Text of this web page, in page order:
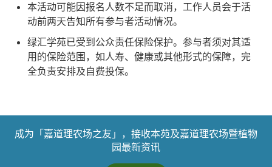
本活动可能因报名人数不足而取消，工作人员会于活
动前两天告知所有参与者活动情况。
绿汇学苑已受到公众责任保险保护。参与者须对其适
用的保险范围，如人寿、健康或其他形式的保障，完
全负责安排及自费投保。
成为「嘉道理农场之友」，接收本苑及嘉道理农场暨植物
园最新资讯